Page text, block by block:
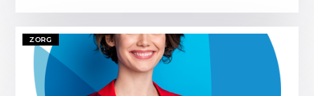
ZORG